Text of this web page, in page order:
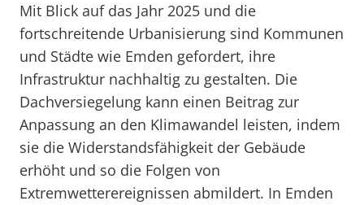
Mit Blick auf das Jahr 2025 und die
fortschreitende Urbanisierung sind Kommunen
und Städte wie Emden gefordert, ihre
Infrastruktur nachhaltig zu gestalten. Die
Dachversiegelung kann einen Beitrag zur
Anpassung an den Klimawandel leisten, indem
sie die Widerstandsfähigkeit der Gebäude
erhöht und so die Folgen von
Extremwetterereignissen abmildert. In Emden